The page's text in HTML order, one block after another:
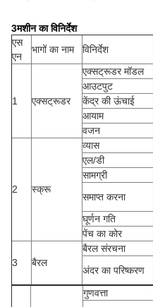
3मशीन का विनिर्देश
एस
एन
भागों का नाम विनिर्देश
1 एक्सट्रूडर
एक्सट्रूडर मॉडल
आउटपुट
केंद्र की ऊंचाई
आयाम
वजन
2 स्क्रू
व्यास
एल/डी
सामग्री
समाप्त करना
घूर्णन गति
पेंच का कोर
3 बैरल
बैरल संरचना
अंदर का परिष्करण
गुणवत्ता